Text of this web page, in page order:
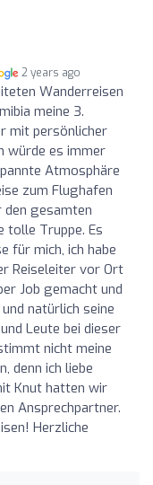
2 years ago
Wanderreisen
meine 3.
mit persönlicher
würde es immer
Atmosphäre
zum Flughafen
den gesamten
tolle Truppe. Es
für mich, ich habe
Reiseleiter vor Ort
Job gemacht und
natürlich seine
Leute bei dieser
nicht meine
denn ich liebe
Knut hatten wir
Ansprechpartner.
Herzliche